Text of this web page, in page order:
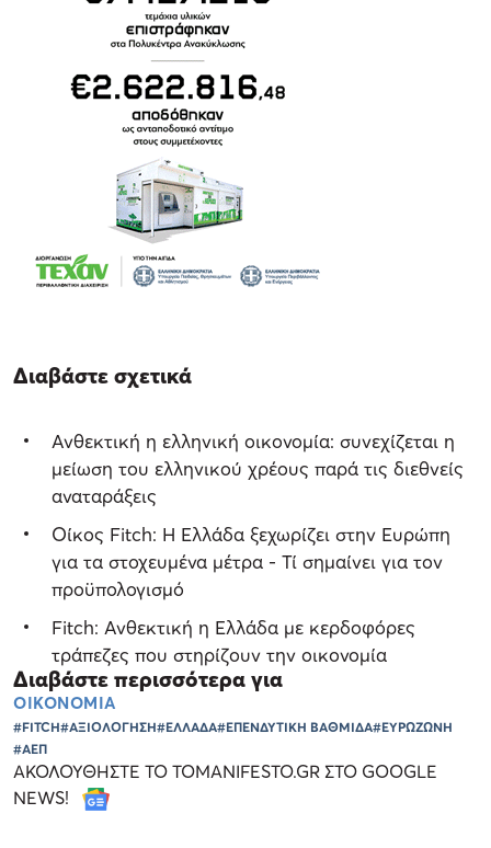
Διαβάστε σχετικά
Ανθεκτική η ελληνική οικονομία: συνεχίζεται η
μείωση του ελληνικού χρέους παρά τις διεθνείς
αναταράξεις
Οίκος Fitch: Η Ελλάδα ξεχωρίζει στην Ευρώπη
για τα στοχευμένα μέτρα - Τί σημαίνει για τον
προϋπολογισμό
Fitch: Ανθεκτική η Ελλάδα με κερδοφόρες
τράπεζες που στηρίζουν την οικονομία
Διαβάστε περισσότερα για
ΟΙΚΟΝΟΜΙΑ
#FITCH#ΑΞΙΟΛΟΓΗΣΗ#ΕΛΛΑΔΑ#ΕΠΕΝΔΥΤΙΚΗ ΒΑΘΜΙΔΑ#ΕΥΡΩΖΩΝΗ
#ΑΕΠ
ΑΚΟΛΟΥΘΗΣΤΕ ΤΟ TOMANIFESTO.GR ΣΤΟ GOOGLE
NEWS!